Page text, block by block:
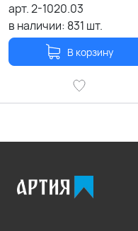
арт.2-1020.03
в наличии: 831 шт.
В корзину